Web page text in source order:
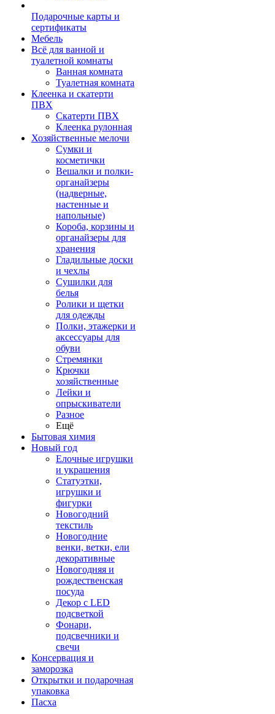
Подарочные карты и
сертификаты
Мебель
Всё для ванной и
туалетной комнаты
Ванная комната
Туалетная комната
Клеенка и скатерти
ПВХ
Скатерти ПВХ
Клеенка рулонная
Хозяйственные мелочи
Сумки и
косметички
Вешалки и полки-
органайзеры
(надверные,
настенные и
напольные)
Короба, корзины и
органайзеры для
хранения
Гладильные доски
и чехлы
Сушилки для
белья
Ролики и щетки
для одежды
Полки, этажерки и
аксессуары для
обуви
Стремянки
Крючки
хозяйственные
Лейки и
опрыскиватели
Разное
Ещё
Бытовая химия
Новый год
Елочные игрушки
и украшения
Статуэтки,
игрушки и
фигурки
Новогодний
текстиль
Новогодние
венки, ветки, ели
декоративные
Новогодняя и
рождественская
посуда
Декор с LED
подсветкой
Фонари,
подсвечники и
свечи
Консервация и
заморозка
Открытки и подарочная
упаковка
Пасха